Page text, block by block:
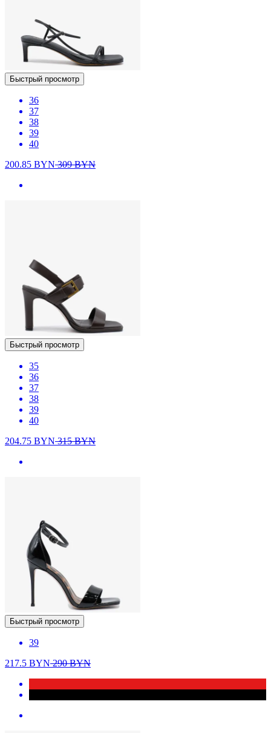
Быстрый просмотр
36
37
38
39
40
200.85 BYN309BYN
Быстрый просмотр
35
36
37
38
39
40
204.75 BYN315BYN
Быстрый просмотр
39
217.5 BYN290BYN